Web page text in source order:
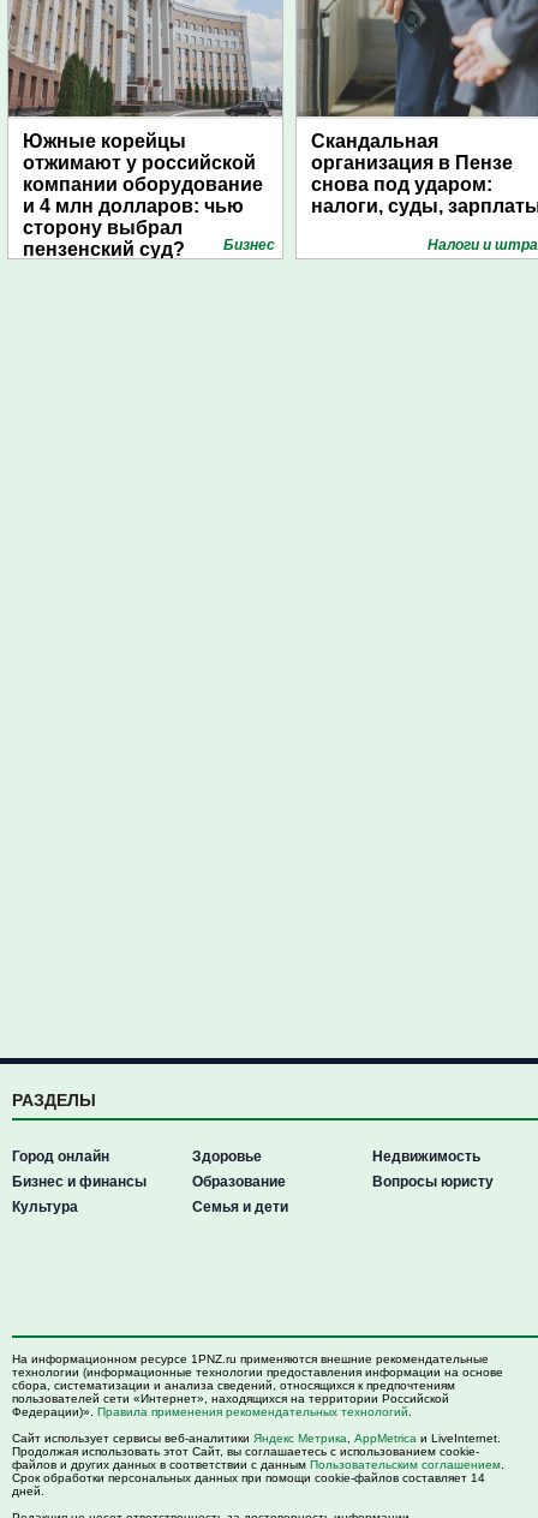
Южные корейцы
отжимают у российской
компании оборудование
и 4 млн долларов: чью
сторону выбрал
пензенский суд?
Бизнес
Скандальная
организация в Пензе
снова под ударом:
налоги, суды,
Налоги и
РАЗДЕЛЫ
Город онлайн
Бизнес и финансы
Культура
Здоровье
Образование
Семья и дети
Недвижимость
Вопросы юристу
На информационном ресурсе 1PNZ.ru применяются внешние рекомендательные
технологии (информационные технологии предоставления информации на основе
сбора, систематизации и анализа сведений, относящихся к предпочтениям
пользователей сети «Интернет», находящихся на территории Российской
Федерации)». Правила применения рекомендательных технологий
Сайт использует сервисы веб-аналитики Яндекс Метрика AppMetrica и LiveInternet.
Продолжая использовать этот Сайт, вы соглашаетесь с использованием cookie-
файлов и других данных в соответствии с данным Пользовательским соглашением
Срок обработки персональных данных при помощи cookie-файлов составляет 14
дней.